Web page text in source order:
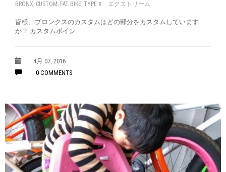
BRONX, CUSTOM , FAT BIKE, TYPE X エクストリーム
皆様、ブロンクスのカスタムはどの部分をカスタムしています
か？ カスタムポイン…
4月 07, 2016
0 COMMENTS